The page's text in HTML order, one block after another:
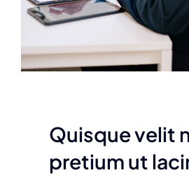
Quisque velit
pretium ut